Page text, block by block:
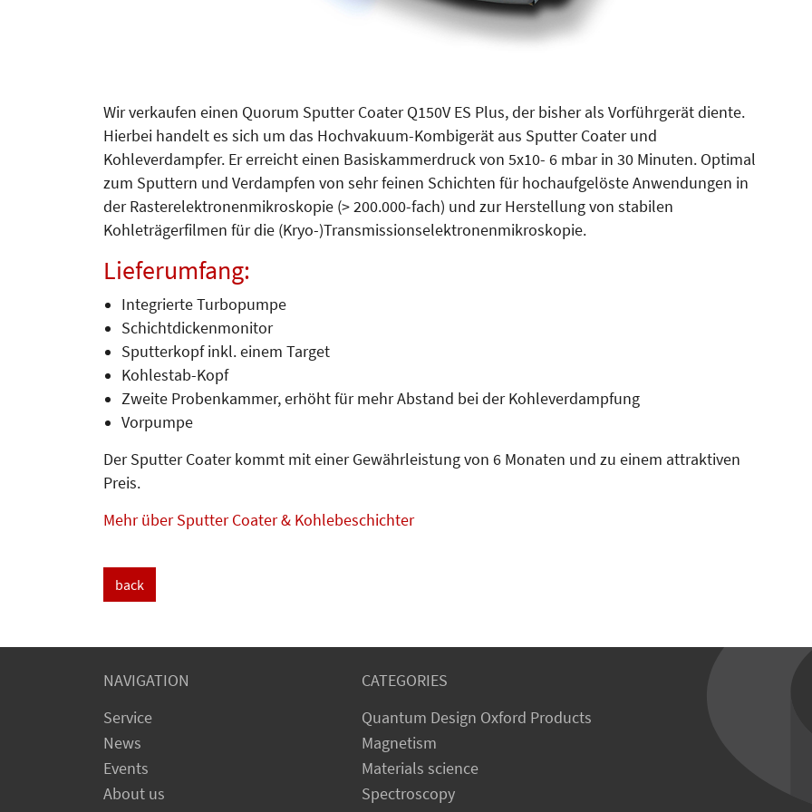
Wir verkaufen einen Quorum Sputter Coater Q150V ES Plus, der bisher als Vorführgerät diente.
Hierbei handelt es sich um das Hochvakuum-Kombigerät aus Sputter Coater und
Kohleverdampfer. Er erreicht einen Basiskammerdruck von 5x10- 6 mbar in 30 Minuten. Optimal
zum Sputtern und Verdampfen von sehr feinen Schichten für hochaufgelöste Anwendungen in
der Rasterelektronenmikroskopie (> 200.000-fach) und zur Herstellung von stabilen
Kohleträgerfilmen für die (Kryo-)Transmissionselektronenmikroskopie.
Lieferumfang:
Integrierte Turbopumpe
Schichtdickenmonitor
Sputterkopf inkl. einem Target
Kohlestab-Kopf
Zweite Probenkammer, erhöht für mehr Abstand bei der Kohleverdampfung
Vorpumpe
Der Sputter Coater kommt mit einer Gewährleistung von 6 Monaten und zu einem attraktiven
Preis.
Mehr über Sputter Coater & Kohlebeschichter
back
NAVIGATION
Service
News
Events
About us
CATEGORIES
Quantum Design Oxford Products
Magnetism
Materials science
Spectroscopy